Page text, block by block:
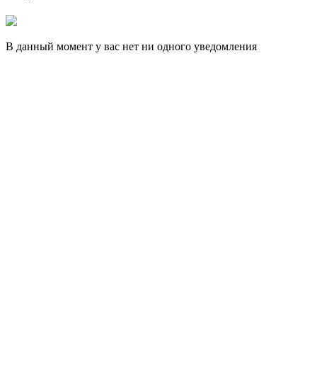
В данный момент у вас нет ни одного уведомления